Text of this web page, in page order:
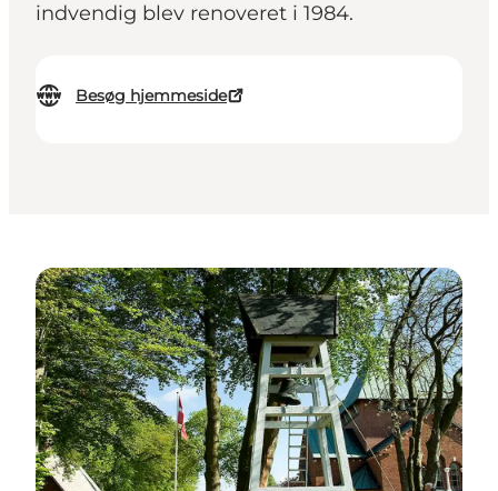
indvendig blev renoveret i 1984.
Besøg hjemmeside